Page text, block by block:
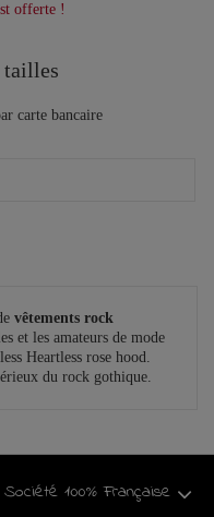
offerte !
tailles
vêtements rock
et les amateurs de mode
Heartless rose hood.
du rock gothique.
100% Française